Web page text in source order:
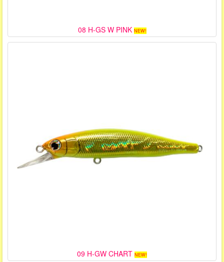
08 H-GS W PINK NEW!
09 H-GW CHART NEW!